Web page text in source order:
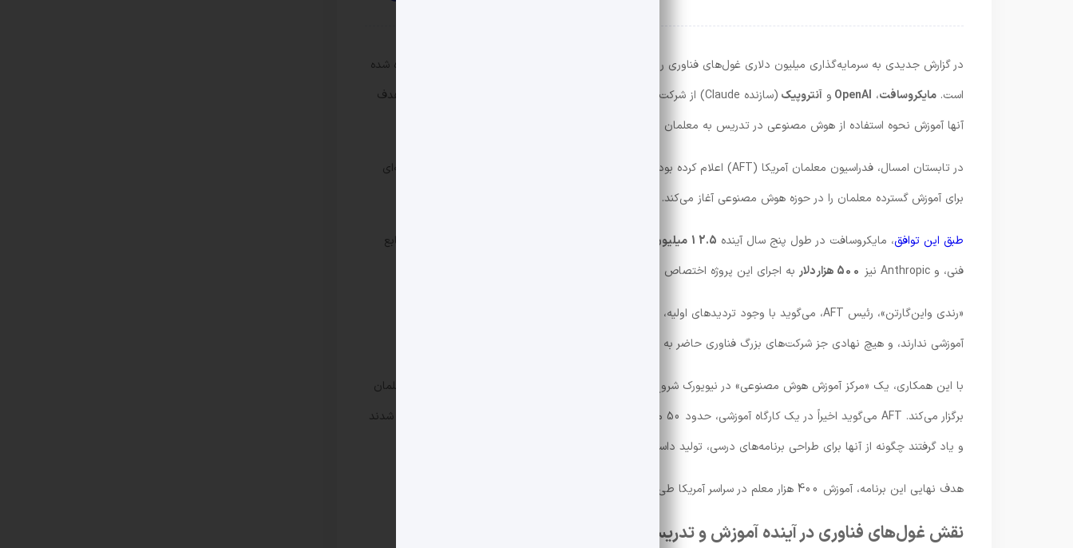
در گزارش جدیدی به سرمایه‌گذاری میلیون دلاری غول‌های فناوری روی
اشاره شده
است. مایکروسافت، OpenAI و آنتروپیک
(سازنده Claude) از شرکت‌هایی هستند که با اتحادیه‌های بزرگ همکاری می‌کنند و هدف
آنها آموزش نحوه استفاده از هوش مصنوعی در تدریس به معلمان است.
در تابستان امسال، فدراسیون معلمان آمریکا (AFT) اعلام کرده بود که با همکاری مایکروسافت، OpenAI و Anthropic برنامه‌ای
برای آموزش گسترده معلمان را در حوزه هوش مصنوعی آغاز می‌کند.
طبق این توافق، مایکروسافت در طول پنج سال آینده 12.5 میلیون دلار
منابع
فنی، و Anthropic نیز
500 هزار دلار به اجرای این پروژه اختصاص داده‌اند.
«رندی واین‌گارتن»، رئیس AFT، می‌گوید با وجود تردیدهای اولیه، واقعیت این است که «مدارس منابع مالی کافی برای چنین
آموزشی ندارند، و هیچ نهادی جز شرکت‌های بزرگ فناوری حاضر به سرمایه‌گذاری در این مقیاس نیست.»
با این همکاری، یک «مرکز آموزش هوش مصنوعی» در نیویورک شروع به کار خواهد کرد که دوره‌های حضوری و آنلاین برای معلمان
برگزار می‌کند. AFT می‌گوید اخیراً در یک کارگاه آموزشی، حدود 50 معلم با ابزارهایی مانند ChatGPT، جمینای و Copilot آشنا شدند
و یاد گرفتند چگونه از آنها برای طراحی برنامه‌های درسی، تولید داستان‌های دیجیتال یا ترجمه متن‌های آموزشی استفاده کنند.
هدف نهایی این برنامه، آموزش 400 هزار معلم در سراسر آمریکا طی 5 سال آینده است.
نقش غول‌های فناوری در آینده آموزش و تدریس با هوش مصنوعی